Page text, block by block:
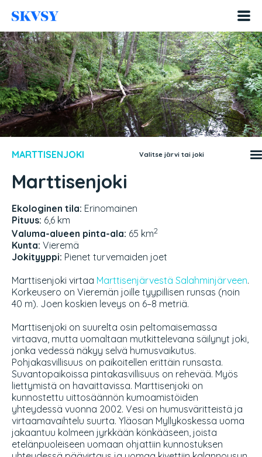
sisältöön
MARTTISENJOKI Valitse järvi tai joki
Marttisenjoki
Ekologinen tila: Erinomainen
Pituus: 6,6 km
Valuma-alueen pinta-ala: 65 km2
Kunta: Vieremä
Jokityyppi: Pienet turvemaiden joet
Marttisenjoki virtaa Marttisenjärvestä Salahminjärveen.
Korkeusero on Vieremän joille tyypillisen runsas (noin
40 m). Joen koskien leveys on 6–8 metriä.
Marttisenjoki on suurelta osin peltomaisemassa
virtaava, mutta uomaltaan mutkittelevana säilynyt joki,
jonka vedessä näkyy selvä humusvaikutus.
Pohjakasvillisuus on paikoitellen erittäin runsasta.
Suvantopaikoissa pintakasvillisuus on rehevää. Myös
liettymistä on havaittavissa. Marttisenjoki on
kunnostettu uittosäännön kumoamistöiden
yhteydessä vuonna 2002. Vesi on humusväritteistä ja
virtaamavaihtelu suurta. Yläosan Myllykoskessa uoma
jakaantuu kolmeen jyrkkään könkääseen, joista
etelänpuoleiseen uomaan ohjattiin kunnostuksen